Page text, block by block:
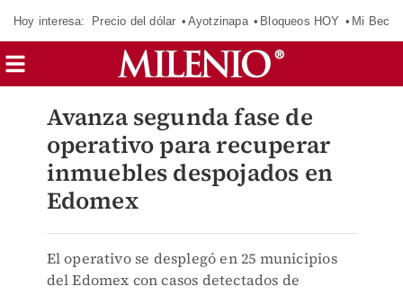
Hoy interesa: Precio del dólar Ayotzinapa Bloqueos HOY Mi Beca
Avanza segunda fase de
operativo para recuperar
inmuebles despojados en
Edomex
El operativo se desplegó en 25 municipios
del Edomex con casos detectados de